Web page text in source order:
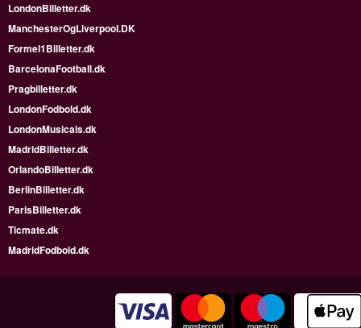
LondonBilletter.dk
ManchesterOgLiverpool.DK
Formel1Billetter.dk
BarcelonaFootball.dk
Pragbilletter.dk
LondonFodbold.dk
LondonMusicals.dk
MadridBilletter.dk
OrlandoBilletter.dk
BerlinBilletter.dk
ParisBilletter.dk
Ticmate.dk
MadridFodbold.dk